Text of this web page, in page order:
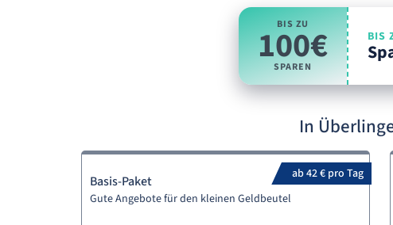
BIS ZU
100€
SPAREN
BIS
In
ab 42 € pro Tag
Basis-Paket
Gute Angebote für den kleinen Geldbeutel